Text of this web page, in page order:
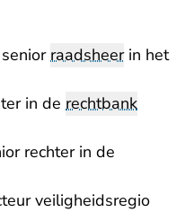
raadsheerin het
in de rechtbank
rechter in de
veiligheidsregio